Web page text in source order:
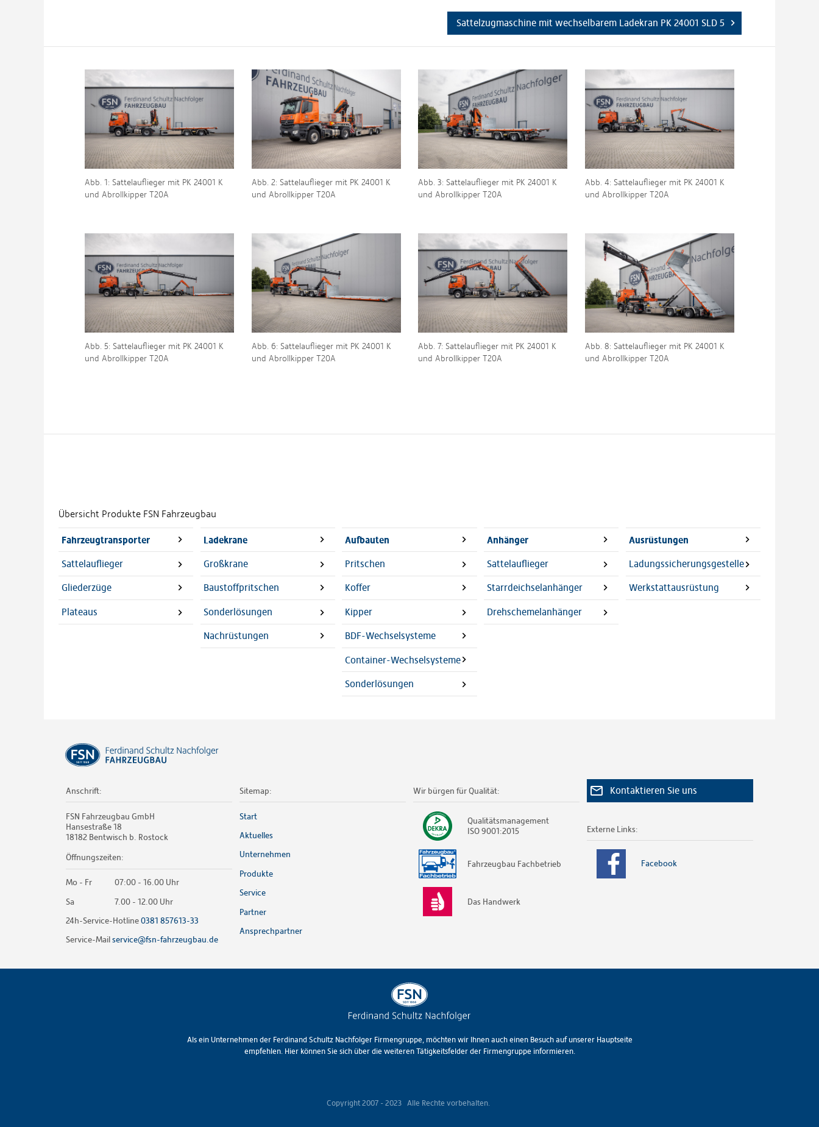
Sattelzugmaschine mit wechselbarem Ladekran PK 24001 SLD 5
Abb. 1: Sattelauflieger mit PK 24001 K
und Abrollkipper T20A
Abb. 2: Sattelauflieger mit PK 24001 K
und Abrollkipper T20A
Abb. 3: Sattelauflieger mit PK 24001 K
und Abrollkipper T20A
Abb. 4: Sattelauflieger mit PK 24001 K
und Abrollkipper T20A
Abb. 5: Sattelauflieger mit PK 24001 K
und Abrollkipper T20A
Abb. 6: Sattelauflieger mit PK 24001 K
und Abrollkipper T20A
Abb. 7: Sattelauflieger mit PK 24001 K
und Abrollkipper T20A
Abb. 8: Sattelauflieger mit PK 24001 K
und Abrollkipper T20A
Übersicht Produkte FSN Fahrzeugbau
Fahrzeugtransporter
Sattelauflieger
Gliederzüge
Plateaus
Ladekrane
Großkrane
Baustoffpritschen
Sonderlösungen
Nachrüstungen
Aufbauten
Pritschen
Koffer
Kipper
BDF-Wechselsysteme
Container-Wechselsysteme
Sonderlösungen
Anhänger
Sattelauflieger
Starrdeichselanhänger
Drehschemelanhänger
Ausrüstungen
Ladungssicherungsgestelle
Werkstattausrüstung
Anschrift:
FSN Fahrzeugbau GmbH
Hansestraße 18
18182 Bentwisch b. Rostock
Öffnungszeiten:
Mo - Fr
07:00 - 16.00 Uhr
Sa
7.00 - 12.00 Uhr
24h-Service-Hotline0381 857613-33
Service-Mailservice@fsn-fahrzeugbau.de
Sitemap:
Start
Aktuelles
Unternehmen
Produkte
Service
Partner
Ansprechpartner
Wir bürgen für Qualität:
Qualitätsmanagement
ISO 9001:2015
Fahrzeugbau Fachbetrieb
Das Handwerk
Kontaktieren Sie uns
Externe Links:
Facebook
Als ein Unternehmen der Ferdinand Schultz Nachfolger Firmengruppe, möchten wir Ihnen auch einen Besuch auf unserer Hauptseite
empfehlen. Hier können Sie sich über die weiteren Tätigkeitsfelder der Firmengruppe informieren.
Copyright 2007 - 2023Alle Rechte vorbehalten.